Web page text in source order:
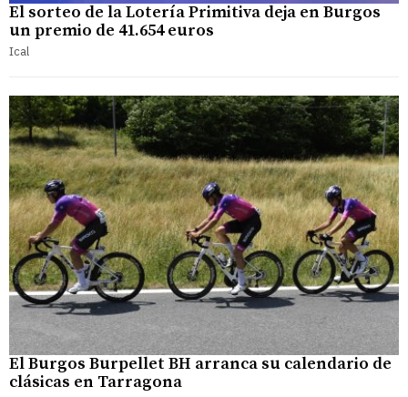
El sorteo de la Lotería Primitiva deja en Burgos
un premio de 41.654 euros
Ical
El Burgos Burpellet BH arranca su calendario de
clásicas en Tarragona